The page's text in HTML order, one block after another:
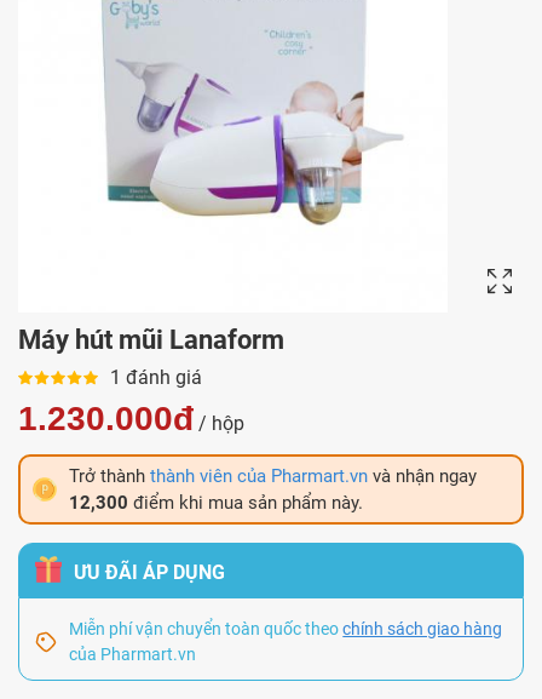
Máy hút mũi Lanaform
1 đánh giá
1.230.000đ / hộp
Trở thành thành viên của Pharmart.vn và nhận ngay
12,300 điểm khi mua sản phẩm này.
ƯU ĐÃI ÁP DỤNG
Miễn phí vận chuyển toàn quốc theochính sách giao hàng
của Pharmart.vn